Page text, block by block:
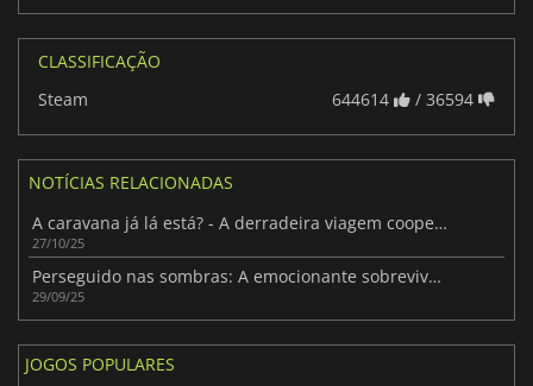
CLASSIFICAÇÃO
Steam
644614 / 36594
NOTÍCIAS RELACIONADAS
A caravana já lá está? - A derradeira viagem cooperativa
27/10/25
Perseguido nas sombras: A emocionante sobrevivência de Macabre
29/09/25
JOGOS POPULARES